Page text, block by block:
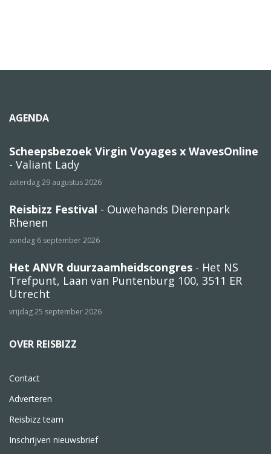
AGENDA
Scheepsbezoek Virgin Voyages x WavesOnline
- Valiant Lady
zaterdag 29 augustus 2026
Reisbizz Festival - Ouwehands Dierenpark
Rhenen
zondag 6 september 2026
Het ANVR duurzaamheidscongres - Het NS
Trefpunt, Laan van Puntenburg 100, 3511 ER
Utrecht
vrijdag 25 september 2026
OVER REISBIZZ
Contact
Adverteren
Reisbizz team
Inschrijven nieuwsbrief